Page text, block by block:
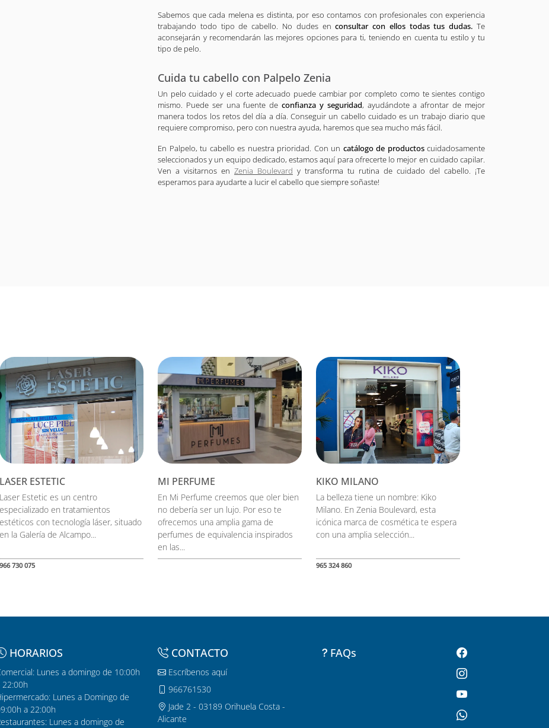
Sabemos que cada melena es distinta, por eso contamos con profesionales con experiencia
trabajando todo tipo de cabello. No dudes en consultar con ellos todas tus dudas. Te
aconsejarán y recomendarán las mejores opciones para ti, teniendo en cuenta tu estilo y tu
tipo de pelo.
Cuida tu cabello con Palpelo Zenia
Un pelo cuidado y el corte adecuado puede cambiar por completo como te sientes contigo
mismo. Puede ser una fuente deconfianza y seguridad, ayudándote a afrontar de mejor
manera todos los retos del día a día. Conseguir un cabello cuidado es un trabajo diario que
requiere compromiso, pero con nuestra ayuda, haremos que sea mucho más fácil.
En Palpelo, tu cabello es nuestra prioridad. Con un catálogo de productoscuidadosamente
seleccionados y un equipo dedicado, estamos aquí para ofrecerte lo mejor en cuidado capilar.
Ven a visitarnos en Zenia Boulevard y transforma tu rutina de cuidado del cabello. ¡Te
esperamos para ayudarte a lucir el cabello que siempre soñaste!
LASER ESTETIC
Laser Estetic es un centro
especializado en tratamientos
estéticos con tecnología láser, situado
en la Galería de Alcampo...
966 730 075
MI PERFUME
En Mi Perfume creemos que oler bien
no debería ser un lujo. Por eso te
ofrecemos una amplia gama de
perfumes de equivalencia inspirados
en las...
KIKO MILANO
La belleza tiene un nombre: Kiko
Milano. En Zenia Boulevard, esta
icónica marca de cosmética te espera
con una amplia selección...
965 324 860
HORARIOS
Lunes a domingo de 10:00h
22:00h
Lunes a Domingo de
a 22:00h
Lunes a domingo de
CONTACTO
Escríbenos aquí
966761530
Jade 2 - 03189 Orihuela Costa -
Alicante
FAQs